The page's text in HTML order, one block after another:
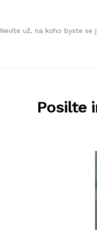
Nevíte už, na koho byste
Posilte